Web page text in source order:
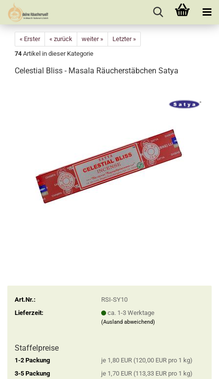
« Erster « zurück weiter »
Letzter »
74 Artikel in dieser Kategorie
Celestial Bliss - Masala Räucherstäbchen Satya
Art.Nr.:
RSI-SY10
Lieferzeit:
ca. 1-3 Werktage
(Ausland abweichend)
Staffelpreise
1-2 Packung
je 1,80 EUR (120,00 EUR pro 1 kg)
3-5 Packung
je 1,70 EUR (113,33 EUR pro 1 kg)